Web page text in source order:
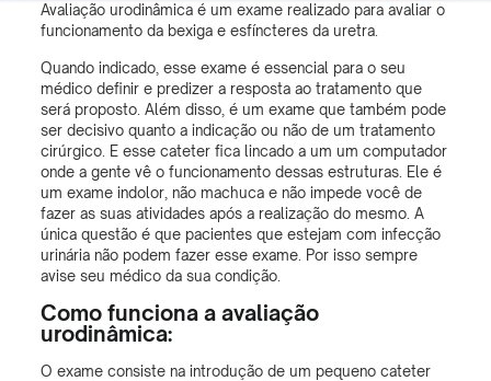
Avaliação urodinâmica é um exame realizado para avaliar o
funcionamento da bexiga e esfíncteres da uretra.
Quando indicado, esse exame é essencial para o seu
médico definir e predizer a resposta ao tratamento que
será proposto. Além disso, é um exame que também pode
ser decisivo quanto a indicação ou não de um tratamento
cirúrgico. E esse cateter fica lincado a um um computador
onde a gente vê o funcionamento dessas estruturas. Ele é
um exame indolor, não machuca e não impede você de
fazer as suas atividades após a realização do mesmo. A
única questão é que pacientes que estejam com infecção
urinária não podem fazer esse exame. Por isso sempre
avise seu médico da sua condição.
Como funciona a avaliação
urodinâmica:
O exame consiste na introdução de um pequeno cateter